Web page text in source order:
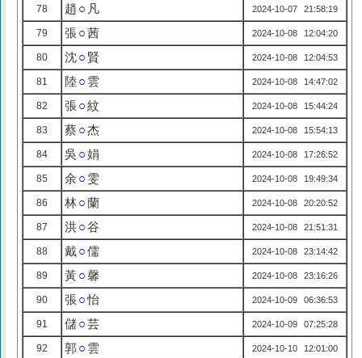
78 趙 ○ 凡 2024-10-07 21:58:19
79 張○茜 2024-10-08 12:04:20
80 沈○ 賢 2024-10-08 12:04:53
81 陸○ 雲 2024-10-08 14:47:02
82 張○紋 2024-10-08 15:44:24
83 蔡○杰 2024-10-08 15:54:13
84 吳 ○娟 2024-10-08 17:26:52
85 余 ○ 雯 2024-10-08 19:49:34
86 林○蘭 2024-10-08 20:20:52
87 洪○谷 2024-10-08 21:51:31
88 戴○儒 2024-10-08 23:14:42
89 黃○ 馨 2024-10-08 23:16:26
90 張○怡 2024-10-09 06:36:53
91 儲○芸 2024-10-09 07:25:28
92 郭 ○ 雲 2024-10-10 12:01:00